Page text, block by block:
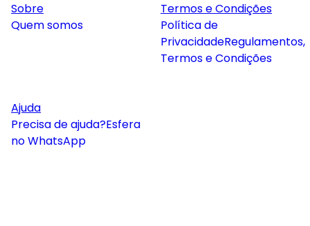
Sobre
Quem somos
Termos e Condições
Política de
PrivacidadeRegulamentos,
Termos e Condições
Ajuda
Precisa de ajuda?Esfera
no WhatsApp